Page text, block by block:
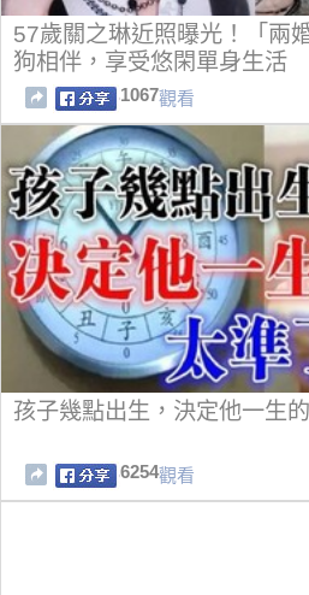
57歲關之琳近照曝光！「兩
狗相伴，享受悠閑單身生活
1067觀看
孩子幾點出生，決定他一生
6254觀看